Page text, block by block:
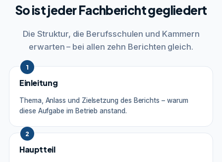
So ist jeder Fachbericht gegliedert
Die Struktur, die Berufsschulen und Kammern
erwarten – bei allen zehn Berichten gleich.
1
Einleitung
Thema, Anlass und Zielsetzung des Berichts – warum
diese Aufgabe im Betrieb anstand.
2
Hauptteil